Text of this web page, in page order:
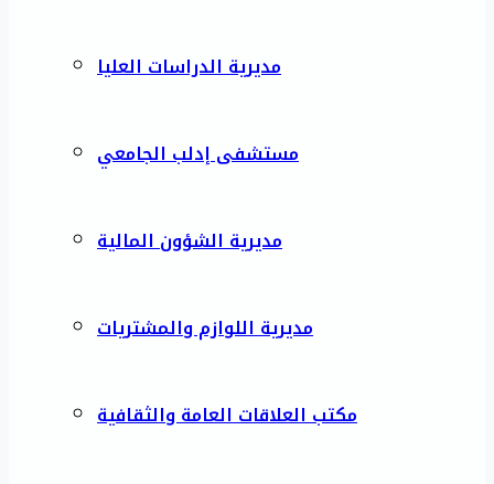
مديرية الدراسات العليا
مستشفى إدلب الجامعي
مديرية الشؤون المالية
مديرية اللوازم والمشتريات
مكتب العلاقات العامة والثقافية